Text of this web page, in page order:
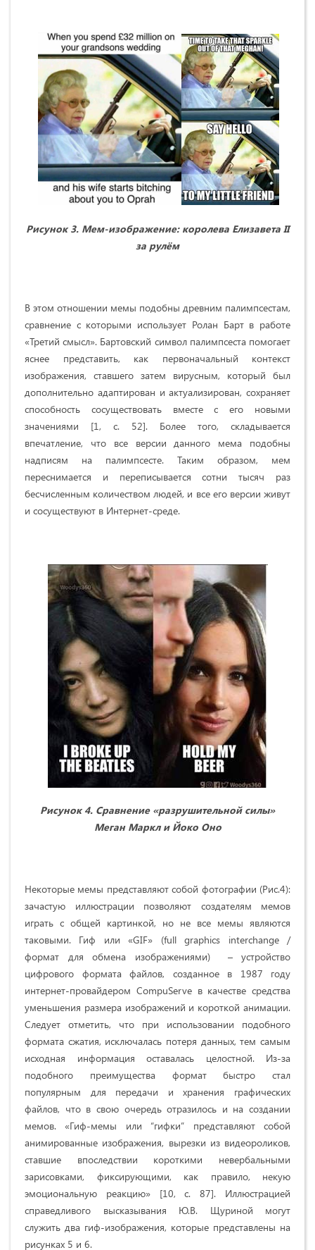
Рисунок 3. Мем-изображение: королева Елизавета II
за рулём
В этом отношении мемы подобны древним палимпсестам,
сравнение с которыми использует Ролан Барт в работе
«Третий смысл». Бартовский символ палимпсеста помогает
яснее представить, как первоначальный контекст
изображения, ставшего затем вирусным, который был
дополнительно адаптирован и актуализирован, сохраняет
способность сосуществовать вместе с его новыми
значениями [1, с. 52]. Более того, складывается
впечатление, что все версии данного мема подобны
надписям на палимпсесте. Таким образом, мем
переснимается и переписывается сотни тысяч раз
бесчисленным количеством людей, и все его версии живут
и сосуществуют в Интернет-среде.
Рисунок 4. Сравнение «разрушительной силы»
Меган Маркл и Йоко Оно
Некоторые мемы представляют собой фотографии (Рис.4):
зачастую иллюстрации позволяют создателям мемов
играть с общей картинкой, но не все мемы являются
таковыми. Гиф или «GIF» (full graphics interchange /
формат для обмена изображениями) – устройство
цифрового формата файлов, созданное в 1987 году
интернет-провайдером CompuServe в качестве средства
уменьшения размера изображений и короткой анимации.
Следует отметить, что при использовании подобного
формата сжатия, исключалась потеря данных, тем самым
исходная информация оставалась целостной. Из-за
подобного преимущества формат быстро стал
популярным для передачи и хранения графических
файлов, что в свою очередь отразилось и на создании
мемов. «Гиф-мемы или “гифки” представляют собой
анимированные изображения, вырезки из видеороликов,
ставшие впоследствии короткими невербальными
зарисовками, фиксирующими, как правило, некую
эмоциональную реакцию» [10, с. 87]. Иллюстрацией
справедливого высказывания Ю.В. Щуриной могут
служить два гиф-изображения, которые представлены на
рисунках 5 и 6.